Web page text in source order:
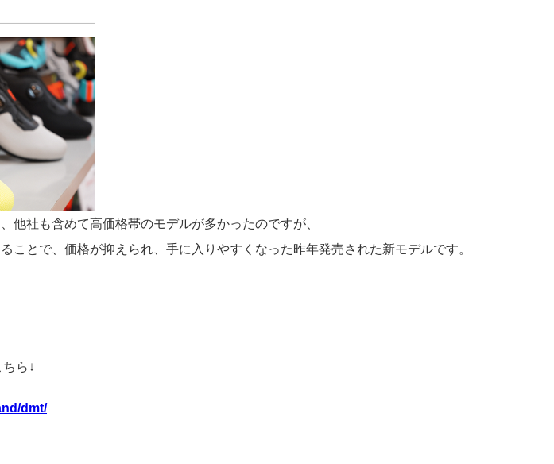
他社も含めて高価格帯のモデルが多かったのですが、
ことで、価格が抑えられ、手に入りやすくなった昨年発売された新モデルです。
ら↓
dmt/